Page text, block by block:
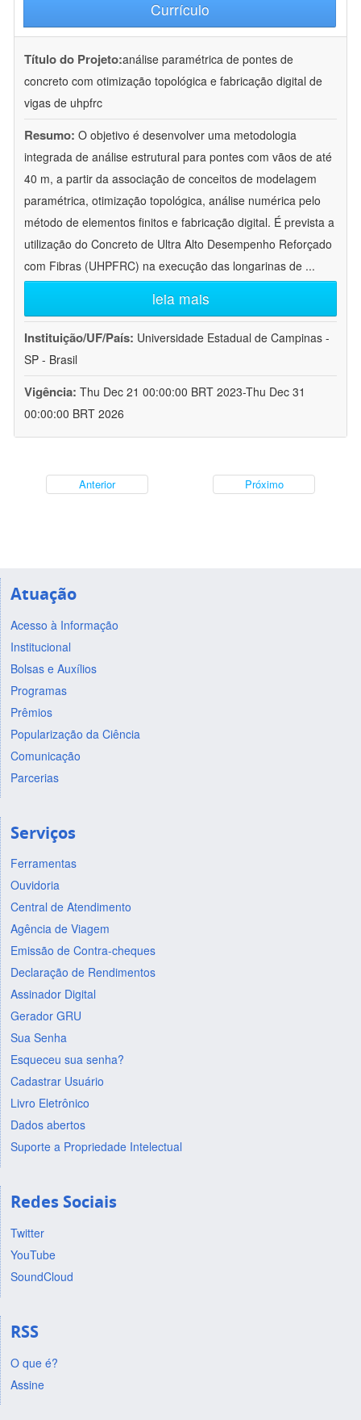
Currículo
Título do Projeto:análise paramétrica de pontes de
concreto com otimização topológica e fabricação digital de
vigas de uhpfrc
Resumo: O objetivo é desenvolver uma metodologia
integrada de análise estrutural para pontes com vãos de até
40 m, a partir da associação de conceitos de modelagem
paramétrica, otimização topológica, análise numérica pelo
método de elementos finitos e fabricação digital. É prevista a
utilização do Concreto de Ultra Alto Desempenho Reforçado
com Fibras (UHPFRC) na execução das longarinas de ...
leia mais
Instituição/UF/País: Universidade Estadual de Campinas -
SP - Brasil
Vigência: Thu Dec 21 00:00:00 BRT 2023-Thu Dec 31
00:00:00 BRT 2026
Anterior Próximo
Atuação
Acesso à Informação
Institucional
Bolsas e Auxílios
Programas
Prêmios
Popularização da Ciência
Comunicação
Parcerias
Serviços
Ferramentas
Ouvidoria
Central de Atendimento
Agência de Viagem
Emissão de Contra-cheques
Declaração de Rendimentos
Assinador Digital
Gerador GRU
Sua Senha
Esqueceu sua senha?
Cadastrar Usuário
Livro Eletrônico
Dados abertos
Suporte a Propriedade Intelectual
Redes Sociais
Twitter
YouTube
SoundCloud
RSS
O que é?
Assine